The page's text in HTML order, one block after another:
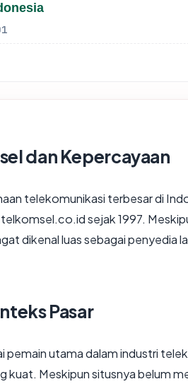
dan Kepercayaan
telekomunikasi terbesar di
sejak 1997.
dikenal luas sebagai penyedia
Pasar
pemain utama dalam industri
kuat. Meskipun situsnya belum